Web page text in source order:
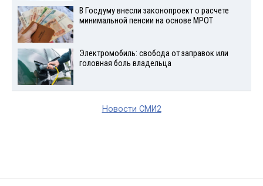
В Госдуму внесли законопроект о расчете
минимальной пенсии на основе МРОТ
Электромобиль: свобода от заправок или
головная боль владельца
Новости СМИ2